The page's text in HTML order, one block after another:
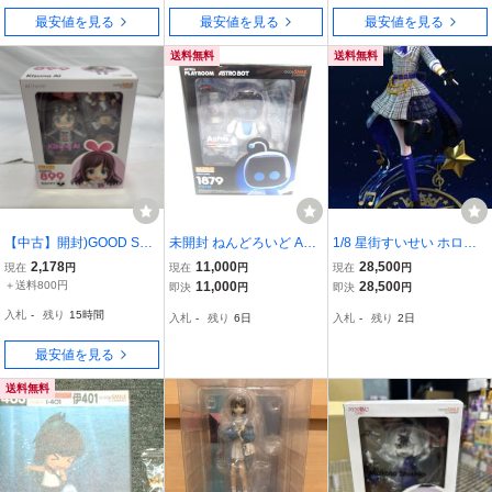
最安値を見る 最安値を見る 最安値を見る
【中古】開封)GOOD SMI
LE COMPANY ねんどろ
いど 899 キズナアイ フィ
1777]
現在 2,178円
＋送料800円
入札 - 残り 15時間
最安値を見る
送料無料
未開封 ねんどろいど AST
RO’s PLAYROOM アスト
ロ フィギュア ∠UH4849
現在 11,000円
即決 11,000円
入札 - 残り 6日
送料無料
1/8 星街すいせい ホロラ
イブ ガレージキット 未塗
装 未組み立て 美女
現在 28,500円
即決 28,500円
入札 - 残り 2日
送料無料